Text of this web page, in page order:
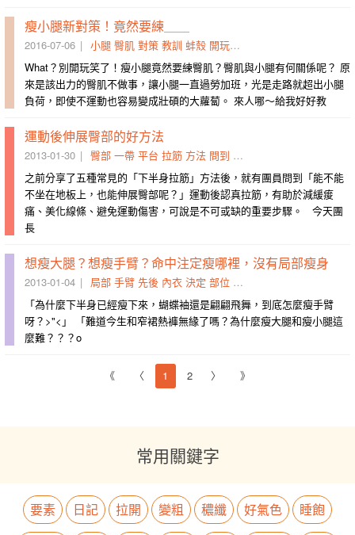
瘦小腿新對策！竟然要練＿＿
2016-07-06 小腿 臀肌 對策 教訓 蚌殼 開玩笑
What？別開玩笑了！瘦小腿竟然要練臀肌？臀肌與小腿有何關係呢？ 原
來是該出力的臀肌不做事，讓小腿一直過勞加班，光是走路就超出小腿
負荷，即使不運動也​容易​變成壯碩的大蘿蔔​。 來人哪​～​給我好好教
運動後伸展臀部的好方法
2013-01-30 臀部 一帶 平台 拉筋 方法 問到 戶外
之前分享了五種常見的「下半身拉筋」方法後，就有團員問到「能不能
不坐在地板上，也能伸展臀部呢？」運動後認真拉筋，有助於減緩痠
痛、美化線條、避免運動傷害，可說是不可或缺的重要步驟。 今天團
長
想瘦大腿？想瘦手臂？命中注定瘦哪裡，沒有局部瘦身
2013-01-04 局部 手臂 先後 內衣 決定 部位 扼殺
「為什麼下半身已經瘦下來，蝴蝶袖還是翩翩飛舞，到底怎麼瘦手臂
呀？>"<」 「難道今生和窄裙熱褲無緣了嗎？為什麼瘦大腿和瘦小腿這
麼難？？？o
《 〈 1 2 〉 》
常用關鍵字
要素 日記 拉開 變粗 穠纖 好氣色
睡飽